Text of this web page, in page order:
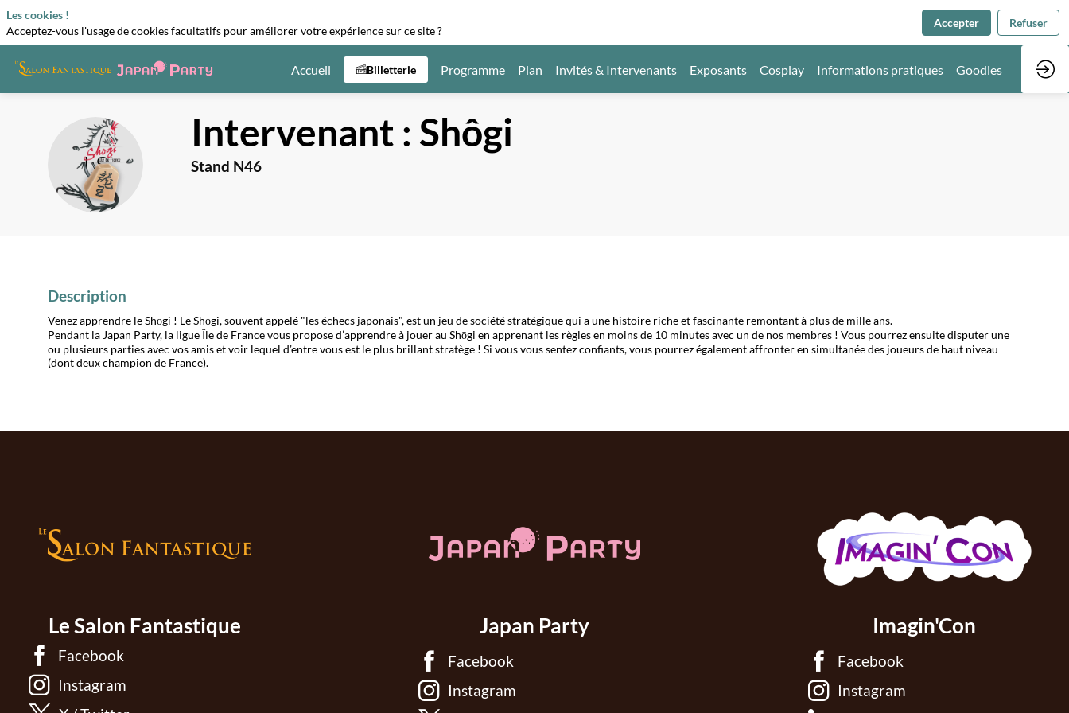
Accueil Billetterie Programme Plan Invités & Intervenants Exposants Cosplay Informations pratiques Goodies
I:S
Intervenant : Shôgi
Stand N46
Description
Venez apprendre le Shōgi ! Le Shōgi, souvent appelé "les échecs japonais", est un jeu de société stratégique qui a une histoire riche et fascinante remontant à plus de mille ans.
Pendant la Japan Party, la ligue Île de France vous propose d’apprendre à jouer au Shōgi en apprenant les règles en moins de 10 minutes avec un de nos membres ! Vous pourrez ensuite disputer une
ou plusieurs parties avec vos amis et voir lequel d’entre vous est le plus brillant stratège ! Si vous vous sentez confiants, vous pourrez également affronter en simultanée des joueurs de haut niveau
(dont deux champion de France).
Le Salon Fantastique
Facebook
Instagram
Japan Party
Facebook
Instagram
Imagin'Con
Facebook
Instagram
Les cookies !
Acceptez-vous l'usage de cookies facultatifs pour améliorer votre expérience sur ce site ?
Accepter Refuser